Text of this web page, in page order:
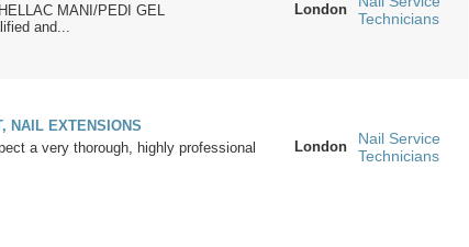
MANI/PEDI GEL
and...
London
Technicians
NAIL EXTENSIONS
a very thorough, highly professional
London
Nail Service
Technicians